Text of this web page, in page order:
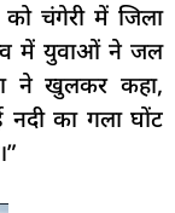
चंगेरी में जिला
में युवाओं ने जल
ने खुलकर कहा,
नदी का गला घोंट